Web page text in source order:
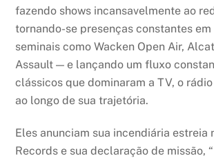
fazendo shows incansavelmente ao
tornando-se presenças constantes
seminais como Wacken Open Air,
Assault — e lançando um fluxo
clássicos que dominaram a TV, o
ao longo de sua trajetória.
Eles anunciam sua incendiária estreia
Records e sua declaração de missão,